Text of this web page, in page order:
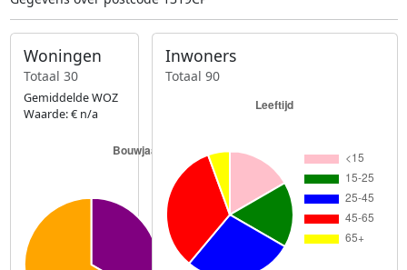
Woningen
Totaal 30
Gemiddelde WOZ
Waarde: € n/a
Inwoners
Totaal 90